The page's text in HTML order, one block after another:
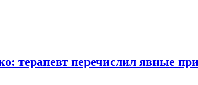
терапевт перечислил явные